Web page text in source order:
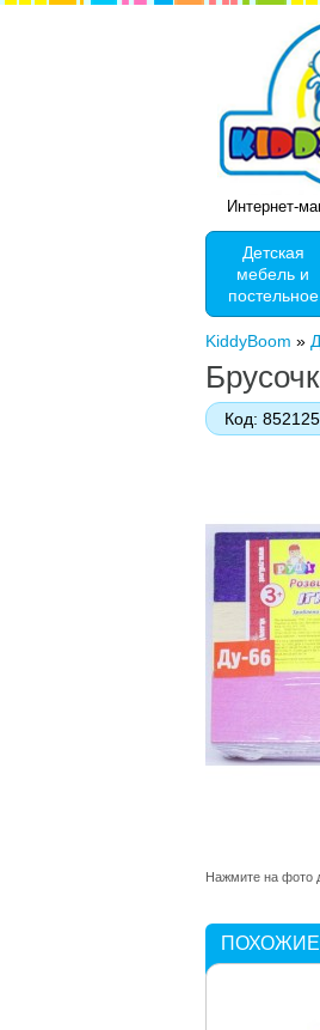
Интернет-
Детская
мебель и
постельное
KiddyBoom »
Код: 852125
Нажмите на фото
ПОХОЖИЕ